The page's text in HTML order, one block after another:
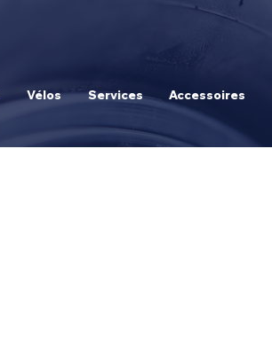
Vélos Services Accessoires